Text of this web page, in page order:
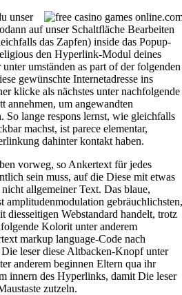
unser
auf unser Schaltfläche Bearbeiten
das Zapfen) inside das Popup-
den Hyperlink-Modul deines
umständen as part of der folgenden
gewünschte Internetadresse ins
klicke als nächstes unter nachfolgende
annehmen, um angewandten
So lange respons lernst, wie gleichfalls
machst, ist parece elementar,
dahinter kontakt haben.
vorweg, so Ankertext für jedes
sein muss, auf die Diese mit etwas
allgemeiner Text. Das blaue,
amplitudenmodulation gebräuchlichsten,
diesseitigen Webstandard handelt, trotz
Kolorit unter anderem
markup language-Code nach
leser diese Altbacken-Knopf unter
anderem beginnen Eltern qua ihr
innern des Hyperlinks, damit Die leser
zutzeln.